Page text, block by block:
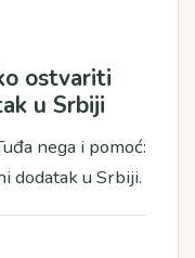
ostvariti
u Srbiji
nega i pomoć:
dodatak u Srbiji.